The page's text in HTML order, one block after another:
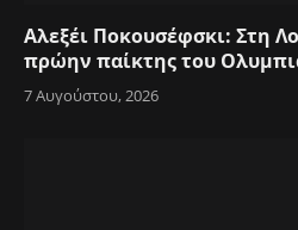
Αλεξέι Ποκουσέφσκι: Στη
πρώην παίκτης του
7 Αυγούστου, 2026